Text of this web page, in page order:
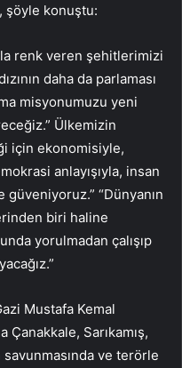
şöyle konuştu:
renk veren şehitlerimizi
daha da parlaması
misyonumuzu yeni
Ülkemizin
için ekonomisiyle,
anlayışıyla, insan
“Dünyanın
biri haline
yorulmadan çalışıp
Mustafa Kemal
Çanakkale, Sarıkamış,
ve terörle